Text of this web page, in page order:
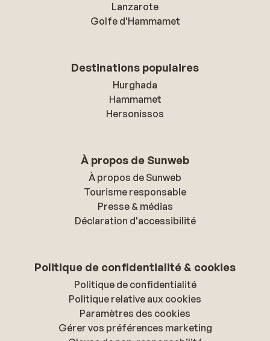
Lanzarote
Golfe d'Hammamet
Destinations populaires
Hurghada
Hammamet
Hersonissos
À propos de Sunweb
À propos de Sunweb
Tourisme responsable
Presse & médias
Déclaration d'accessibilité
Politique de confidentialité & cookies
Politique de confidentialité
Politique relative aux cookies
Paramètres des cookies
Gérer vos préférences marketing